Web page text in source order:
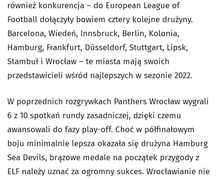
również konkurencja – do European League of
Football dołączyły bowiem cztery kolejne drużyny.
Barcelona, Wiedeń, Innsbruck, Berlin, Kolonia,
Hamburg, Frankfurt, Düsseldorf, Stuttgart, Lipsk,
Stambuł i Wrocław – te miasta mają swoich
przedstawicieli wśród najlepszych w sezonie 2022.
W poprzednich rozgrywkach Panthers Wrocław wygrali
6 z 10 spotkań rundy zasadniczej, dzięki czemu
awansowali do fazy play-off. Choć w półfinałowym
boju minimalnie lepsza okazała się drużyna Hamburg
Sea Devils, brązowe medale na początek przygody z
ELF należy uznać za ogromny sukces. Wrocławianie nie